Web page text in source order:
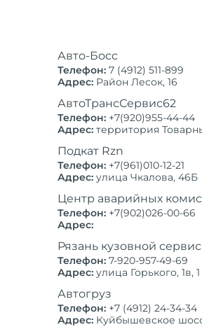
точку доставки
Наши цены
Наше коммерческое
работы с частным
опыт оказания услуг
целом и в районе
удерживать доступный
обслуживании.
достигается за счет
грамотной
реализации. В качестве
Авто-Босс
Телефон:7 (4912) 511-899
Адрес:Район Лесок, 16
АвтоТрансСервис62
Телефон:+7(920)955-44-44
Адрес:территория
Подкат Rzn
Телефон:+7(961)010-12-21
Адрес:улица Чкалова, 46Б
Центр аварийных
Телефон:+7(902)026-00-66
Адрес:
Рязань кузовной сервис
Телефон:7-920-957-49-69
Адрес:улица Горького, 1в,
Автогруз
Телефон:+7 (4912) 24-34-34
Адрес:Куйбышевское